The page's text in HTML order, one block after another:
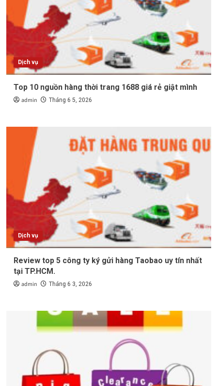
Dịch vụ
Top 10 nguồn hàng thời trang 1688 giá rẻ giật mình
admin Tháng 6 5, 2026
Dịch vụ
Review top 5 công ty ký gửi hàng Taobao uy tín nhất
tại TP.HCM.
admin Tháng 6 3, 2026